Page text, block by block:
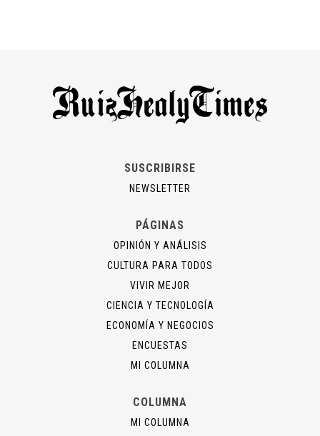
SUSCRIBIRSE
NEWSLETTER
PÁGINAS
OPINIÓN Y ANÁLISIS
CULTURA PARA TODOS
VIVIR MEJOR
CIENCIA Y TECNOLOGÍA
ECONOMÍA Y NEGOCIOS
ENCUESTAS
MI COLUMNA
COLUMNA
MI COLUMNA